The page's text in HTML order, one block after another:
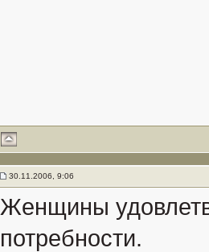
30.11.2006, 9:06
Женщины
потребности.